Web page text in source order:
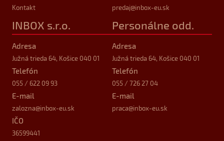
Kontakt
predaj@inbox-eu.sk
INBOX s.r.o.
Adresa
Južná trieda 64, Košice 040 01
Telefón
055 / 622 09 93
E-mail
zalozna@inbox-eu.sk
IČO
36599441
Personálne odd.
Adresa
Južná trieda 64, Košice 040 01
Telefón
055 / 726 27 04
E-mail
praca@inbox-eu.sk